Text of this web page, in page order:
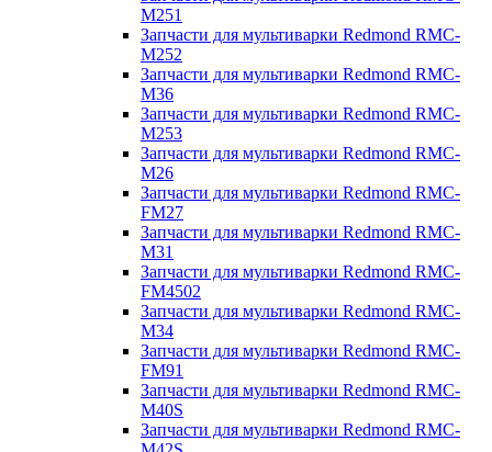
M251
Запчасти для мультиварки Redmond RMC-
M252
Запчасти для мультиварки Redmond RMC-
M36
Запчасти для мультиварки Redmond RMC-
M253
Запчасти для мультиварки Redmond RMC-
M26
Запчасти для мультиварки Redmond RMC-
FM27
Запчасти для мультиварки Redmond RMC-
M31
Запчасти для мультиварки Redmond RMC-
FM4502
Запчасти для мультиварки Redmond RMC-
M34
Запчасти для мультиварки Redmond RMC-
FM91
Запчасти для мультиварки Redmond RMC-
M40S
Запчасти для мультиварки Redmond RMC-